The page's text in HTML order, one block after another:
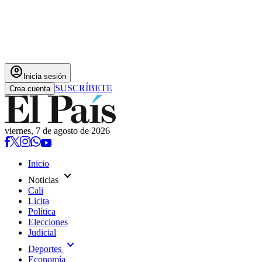
account_circle Inicia sesión
Crea cuenta SUSCRÍBETE
viernes, 7 de agosto de 2026
Inicio
Noticias expand_more
Cali
Licita
Política
Elecciones
Judicial
Deportes expand_more
Economía